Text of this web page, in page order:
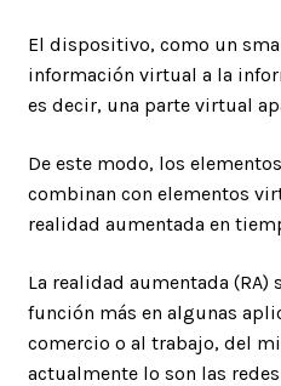
El dispositivo, como un
información virtual a la
es decir, una parte virtual
De este modo, los
combinan con elementos
realidad aumentada en
La realidad aumentada (RA)
función más en algunas
comercio o al trabajo, del
actualmente lo son las